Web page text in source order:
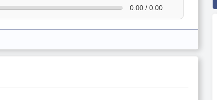
0:00 / 0:00